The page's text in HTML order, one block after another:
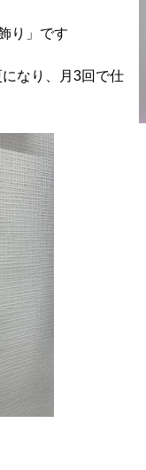
り」です
なり、月3回で仕